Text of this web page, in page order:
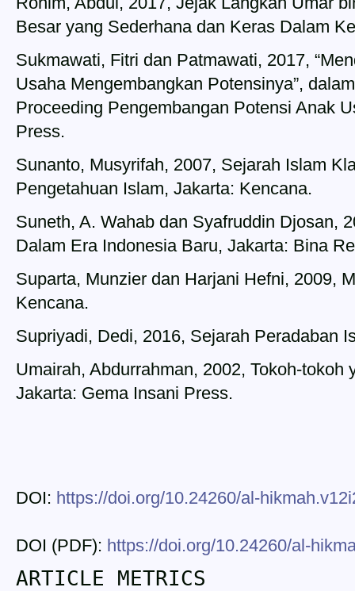
Besar yang Sederhana dan Keras Dalam
Sukmawati, Fitri dan Patmawati, 2017,
Usaha Mengembangkan Potensinya”,
Proceeding Pengembangan Potensi Anak
Press.
Sunanto, Musyrifah, 2007, Sejarah Islam
Pengetahuan Islam, Jakarta: Kencana.
Suneth, A. Wahab dan Syafruddin Djosan,
Dalam Era Indonesia Baru, Jakarta: Bina
Suparta, Munzier dan Harjani Hefni, 2009,
Kencana.
Supriyadi, Dedi, 2016, Sejarah Peradaban
Umairah, Abdurrahman, 2002, Tokoh-tokoh
Jakarta: Gema Insani Press.
DOI: https://doi.org/10.24260/al-
DOI (PDF): https://doi.org/10.24260/al-
ARTICLE METRICS